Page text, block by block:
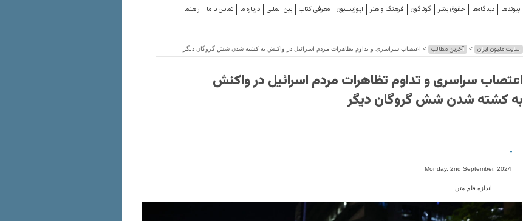
راهنما تماس با ما درباره ما بین المللی معرفی کتاب اپوزیسیون فرهنگ و هنر گوناگون حقوق بشر دیدگاه‌ها پیوندها
سایت ملیون ایران > آخرین مطالب > اعتصاب سراسری و تداوم تظاهرات مردم اسرائیل در واکنش به کشته شدن شش گروگان دیگر
اعتصاب سراسری و تداوم تظاهرات مردم اسرائیل در واکنش
به کشته شدن شش گروگان دیگر
-
Monday, 2nd September, 2024
اندازه قلم متن